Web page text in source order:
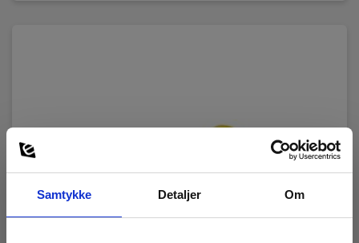
Samtykke Detaljer Om